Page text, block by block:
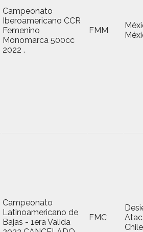
Campeonato
Iberoamericano CCR
Femenino
Monomarca 500cc
2022 .
FMM
Campeonato
Latinoamericano de
Bajas - 1era Valida
FMC
Chile